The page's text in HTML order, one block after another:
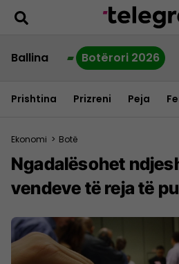
Ballina Botërori 2026
Prishtina Prizreni Peja
Ekonomi > Botë
Ngadalësohet
vendeve të reja të